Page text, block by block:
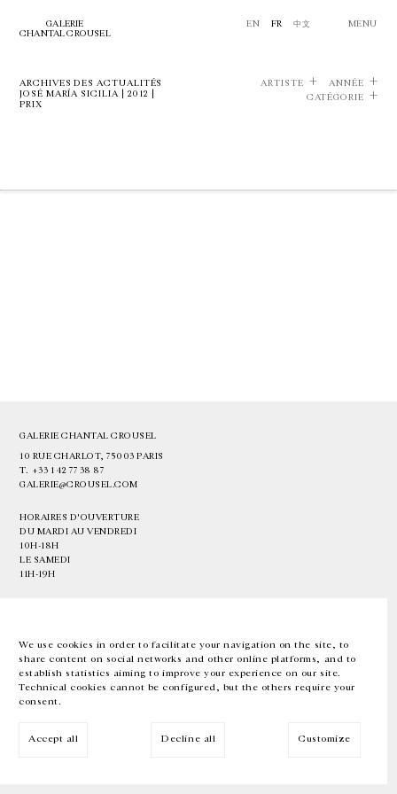
We use cookies in order to facilitate your navigation on the site, to
share content on social networks and other online platforms, and to
establish statistics aiming to improve your experience on our site.
Technical cookies cannot be configured, but the others require your
consent.
Accept all Decline all Customize
GALERIE
CHANTAL CROUSEL
EN FR 中文 MENU
ARCHIVES DES ACTUALITÉS
JOSÉ MARÍA SICILIA | 2012 |
PRIX
ARTISTE
ANNÉE
CATÉGORIE
GALERIE CHANTAL CROUSEL
10 RUE CHARLOT, 75003 PARIS
T. +33 1 42 77 38 87
GALERIE@CROUSEL.COM
HORAIRES D'OUVERTURE
DU MARDI AU VENDREDI
10H-18H
LE SAMEDI
11H-19H
EN FR 中文 Facebook Instagram
Inscrivez-vous à notre newsletter